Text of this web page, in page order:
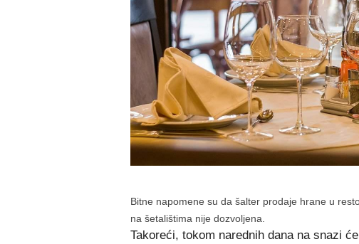
Bitne napomene su da šalter prodaje hrane u
na šetalištima nije dozvoljena.
Takoreći, tokom narednih dana na snazi